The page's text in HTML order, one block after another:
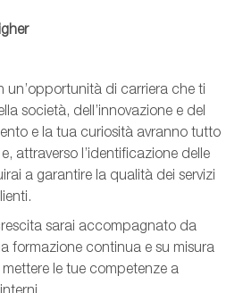
un’opportunità di carriera che ti
società, dell’innovazione e del
e la tua curiosità avranno tutto
attraverso l’identificazione delle
a garantire la qualità dei servizi
sarai accompagnato da
formazione continua e su misura
le tue competenze a